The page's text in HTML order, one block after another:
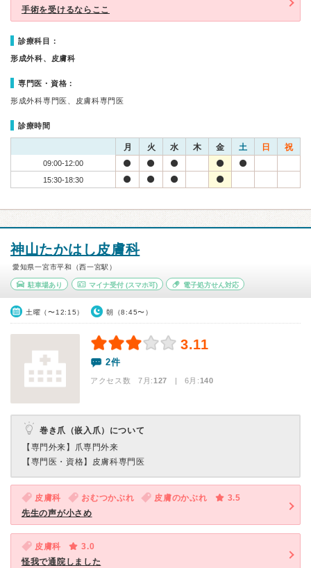
手術を受けるならここ
診療科目：
形成外科、皮膚科
専門医・資格：
形成外科専門医、皮膚科専門医
診療時間
月 火 水 木 金 土 日 祝
09:00-12:00
15:30-18:30
神山たかはし皮膚科
愛知県一宮市平和（西一宮駅）
駐車場あり マイナ受付(スマホ可) 電子処方せん対応
土曜（〜12:15） 朝（8:45〜）
3.11
2件
アクセス数 7月:127 | 6月:140
巻き爪（嵌入爪）について
【専門外来】 爪専門外来
【専門医・資格】 皮膚科専門医
皮膚科 おむつかぶれ 皮膚のかぶれ
3.5
先生の声が小さめ
皮膚科
3.0
怪我で通院しました